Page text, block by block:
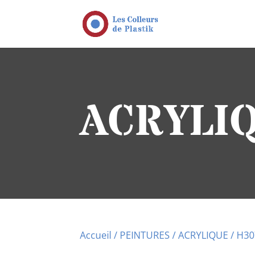
Accueil / PEINTURES /ACRYLIQUE /